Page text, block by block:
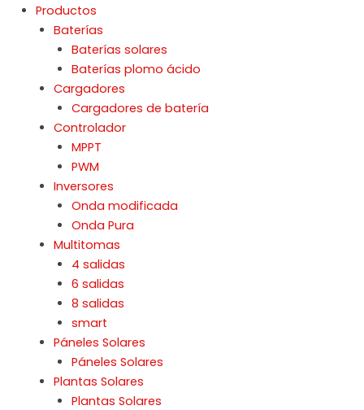
Productos
Baterías
Baterías solares
Baterías plomo ácido
Cargadores
Cargadores de batería
Controlador
MPPT
PWM
Inversores
Onda modificada
Onda Pura
Multitomas
4 salidas
6 salidas
8 salidas
smart
Páneles Solares
Páneles Solares
Plantas Solares
Plantas Solares